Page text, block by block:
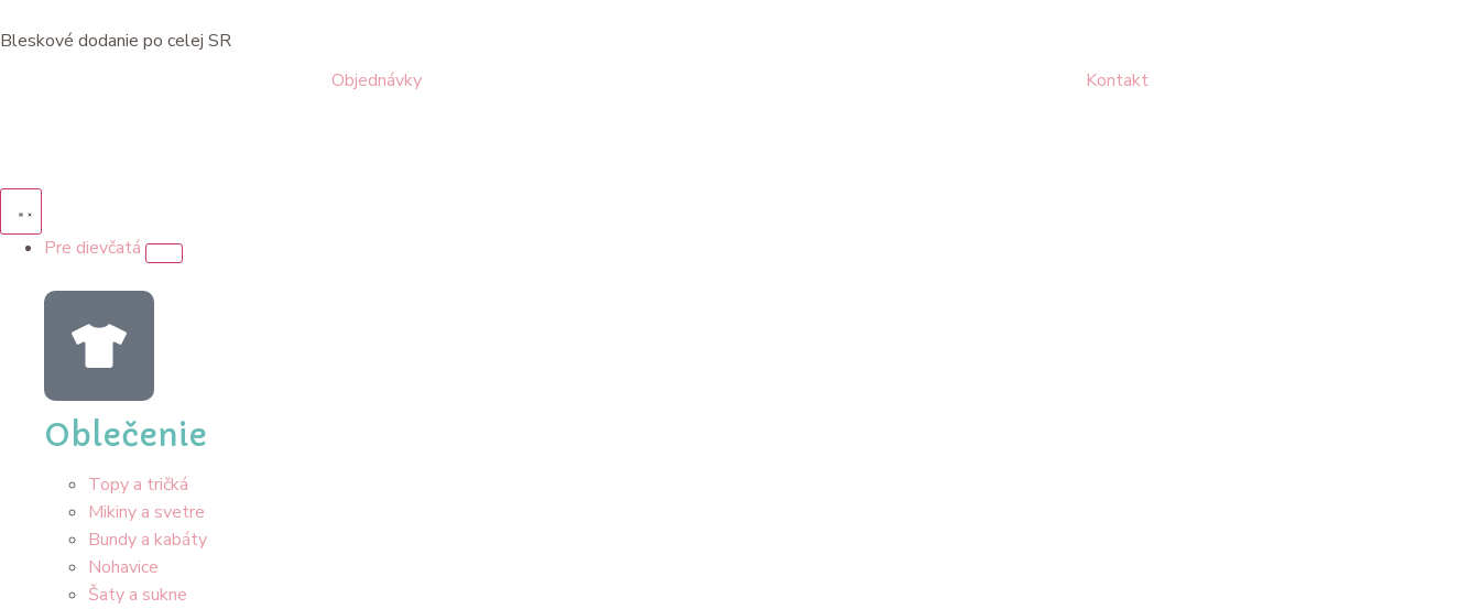
Bleskové dodanie po celej SR
Objednávky
Kontakt
Pre dievčatá
Oblečenie
Topy a tričká
Mikiny a svetre
Bundy a kabáty
Nohavice
Šaty a sukne